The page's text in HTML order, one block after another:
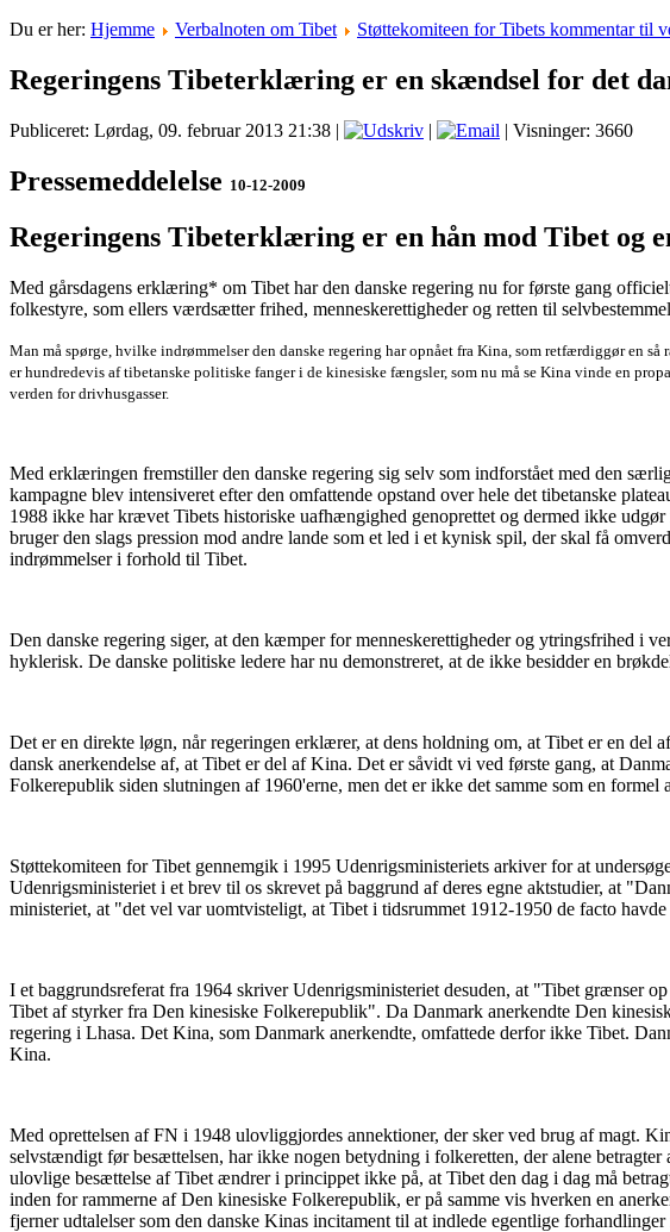
Du er her: Hjemme Verbalnoten om Tibet Støttekomiteen for Tibets kommentar til
Regeringens Tibeterklæring er en skændsel for det
Publiceret: Lørdag, 09. februar 2013 21:38 | | | Visninger: 3660
Pressemeddelelse 10-12-2009
Regeringens Tibeterklæring er en hån mod Tibet og
Med gårsdagens erklæring* om Tibet har den danske regering nu for første gang
folkestyre, som ellers værdsætter frihed, menneskerettigheder og retten til
Man må spørge, hvilke indrømmelser den danske regering har opnået fra Kina, som retfærdiggør en
er hundredevis af tibetanske politiske fanger i de kinesiske fængsler, som nu må se Kina vinde en
verden for drivhusgasser.
Med erklæringen fremstiller den danske regering sig selv som indforstået med den
kampagne blev intensiveret efter den omfattende opstand over hele det tibetanske
1988 ikke har krævet Tibets historiske uafhængighed genoprettet og dermed ikke
bruger den slags pression mod andre lande som et led i et kynisk spil, der skal få
indrømmelser i forhold til Tibet.
Den danske regering siger, at den kæmper for menneskerettigheder og ytringsfrihed i
hyklerisk. De danske politiske ledere har nu demonstreret, at de ikke besidder en
Det er en direkte løgn, når regeringen erklærer, at dens holdning om, at Tibet er en
dansk anerkendelse af, at Tibet er del af Kina. Det er såvidt vi ved første gang, at
Folkerepublik siden slutningen af 1960'erne, men det er ikke det samme som en formel
Støttekomiteen for Tibet gennemgik i 1995 Udenrigsministeriets arkiver for at
Udenrigsministeriet i et brev til os skrevet på baggrund af deres egne aktstudier, at
ministeriet, at "det vel var uomtvisteligt, at Tibet i tidsrummet 1912-1950 de facto
I et baggrundsreferat fra 1964 skriver Udenrigsministeriet desuden, at "Tibet grænser
Tibet af styrker fra Den kinesiske Folkerepublik". Da Danmark anerkendte Den
regering i Lhasa. Det Kina, som Danmark anerkendte, omfattede derfor ikke Tibet.
Kina.
Med oprettelsen af FN i 1948 ulovliggjordes annektioner, der sker ved brug af magt.
selvstændigt før besættelsen, har ikke nogen betydning i folkeretten, der alene
ulovlige besættelse af Tibet ændrer i princippet ikke på, at Tibet den dag i dag må
inden for rammerne af Den kinesiske Folkerepublik, er på samme vis hverken en
fjerner udtalelser som den danske Kinas incitament til at indlede egentlige